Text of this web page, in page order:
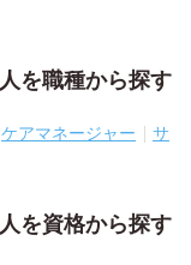
を職種から探す
ケアマネージャー
サ
を資格から探す